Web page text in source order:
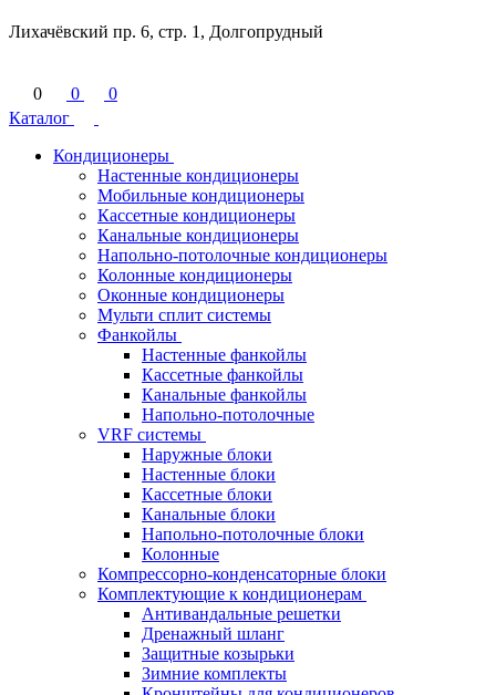
Лихачёвский пр. 6, стр. 1, Долгопрудный
0 0
0
Каталог
Кондиционеры
Настенные кондиционеры
Мобильные кондиционеры
Кассетные кондиционеры
Канальные кондиционеры
Напольно-потолочные кондиционеры
Колонные кондиционеры
Оконные кондиционеры
Мульти сплит системы
Фанкойлы
Настенные фанкойлы
Кассетные фанкойлы
Канальные фанкойлы
Напольно-потолочные
VRF системы
Наружные блоки
Настенные блоки
Кассетные блоки
Канальные блоки
Напольно-потолочные блоки
Колонные
Компрессорно-конденсаторные блоки
Комплектующие к кондиционерам
Антивандальные решетки
Дренажный шланг
Защитные козырьки
Зимние комплекты